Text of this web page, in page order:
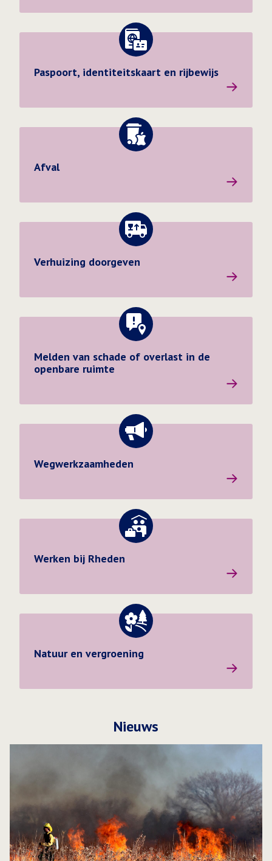
Paspoort, identiteitskaart en rijbewijs
Ga naar de pagina: Paspoort, identiteitskaart en
Afval
Verhuizing doorgeven
Ga naar de pagina: Verhuizing doorgeven
Melden van schade of overlast in de
openbare ruimte
Melden van schade of overlast in de openbare ruimte
Wegwerkzaamheden
Wegwerkzaamheden
Werken bij Rheden
Natuur en vergroening
Natuur en vergroening
Nieuws